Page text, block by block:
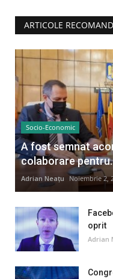
ARTICOLE
Socio-Economic
A fost semnat
colaborare
Adrian Neațu Noiembrie 2,
oprit
Adrian